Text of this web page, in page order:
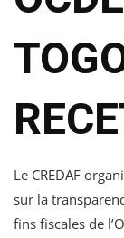
Le CREDAF
sur la
fins fiscales de